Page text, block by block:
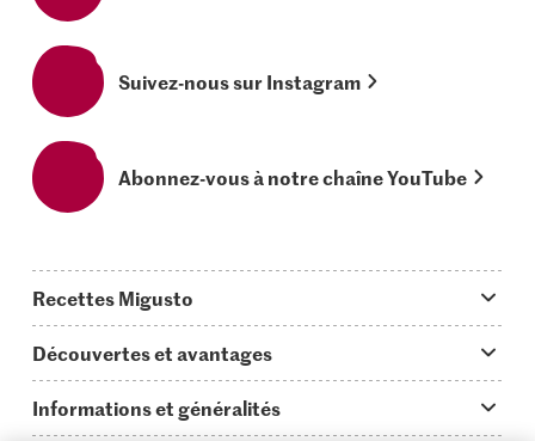
Suivez-nous sur Instagram
Abonnez-vous à notre chaîne YouTube
Recettes Migusto
Idées de menus
Découvertes et avantages
Informations et généralités